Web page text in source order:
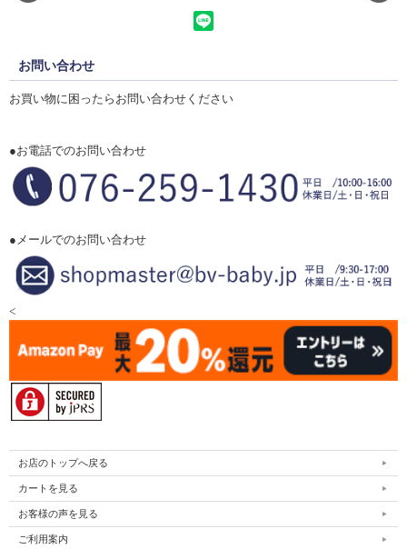
お問い合わせ
お買い物に困ったらお問い合わせください
●お電話でのお問い合わせ
●メールでのお問い合わせ
<
お店のトップへ戻る
カートを見る
お客様の声を見る
ご利用案内